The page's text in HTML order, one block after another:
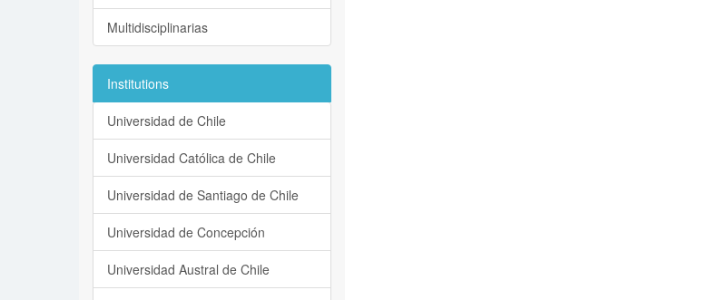
Multidisciplinarias
Institutions
Universidad de Chile
Universidad Católica de Chile
Universidad de Santiago de Chile
Universidad de Concepción
Universidad Austral de Chile